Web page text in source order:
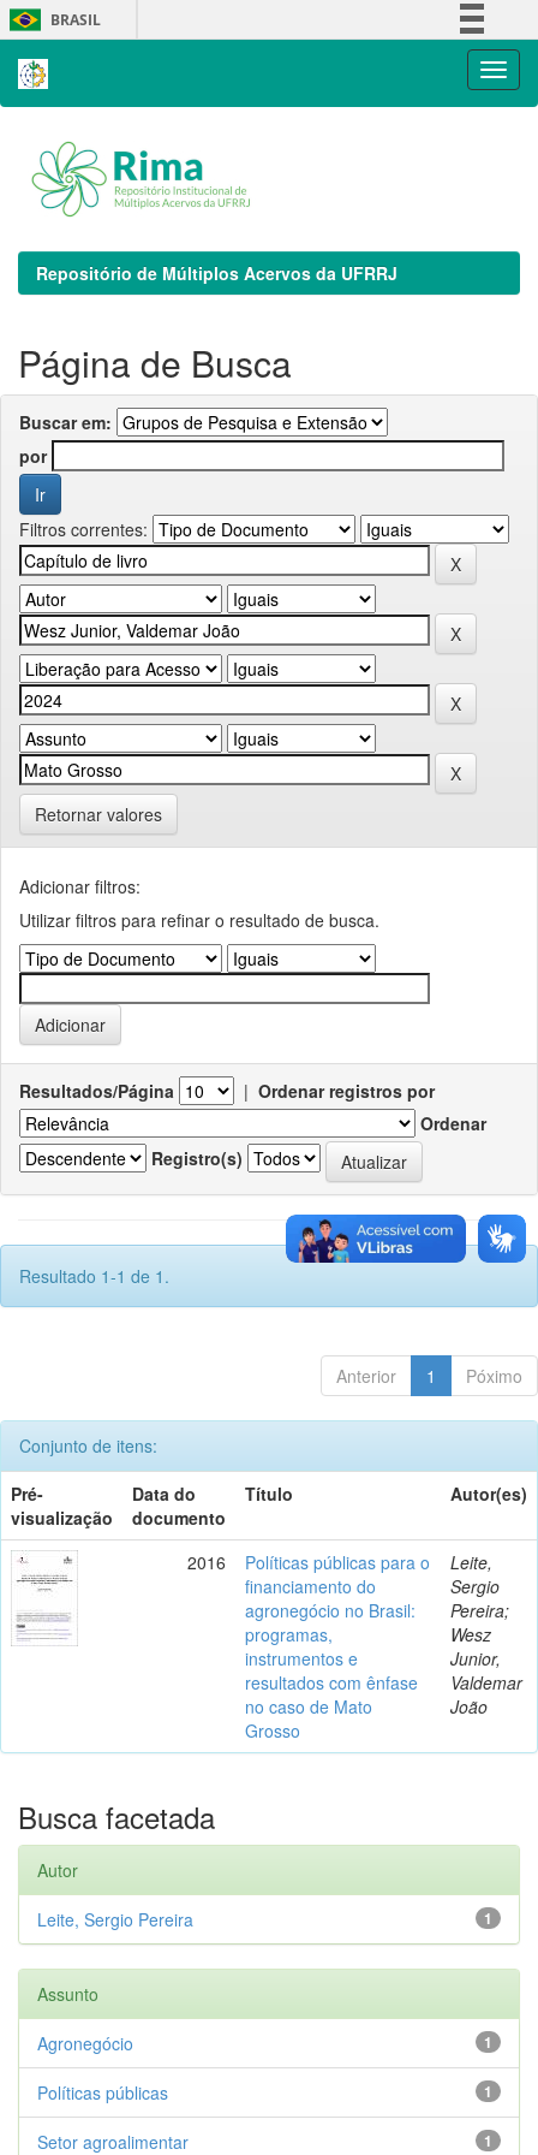
Skip
navigation
BRASIL
Repositório de Múltiplos Acervos da UFRRJ
Página de Busca
Buscar em:
por
Filtros correntes:
Retornar valores
Adicionar filtros:
Utilizar filtros para refinar o resultado de busca.
Resultados/Página | Ordenar registros por
Ordenar
Registro(s)
Resultado 1-1 de 1.
Anterior 1 Póximo
Conjunto de itens:
Pré-
visualização
Data do
documento
Título Autor(es)
2016
Políticas públicas para o
financiamento do
agronegócio no Brasil:
programas,
instrumentos e
resultados com ênfase
no caso de Mato
Grosso
Leite,
Sergio
Pereira;
Wesz
Junior,
Valdemar
João
Busca facetada
Autor
1
Leite, Sergio Pereira
Assunto
1
Agronegócio
1
Políticas públicas
1
Setor agroalimentar